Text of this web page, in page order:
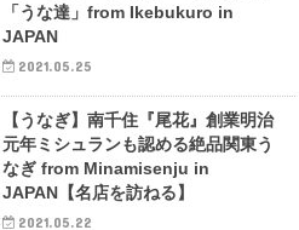
「うな達」from Ikebukuro in
JAPAN
2021.05.25
【うなぎ】南千住『尾花』創業明治
元年ミシュランも認める絶品関東う
なぎ from Minamisenju in
JAPAN【名店を訪ねる】
2021.05.22